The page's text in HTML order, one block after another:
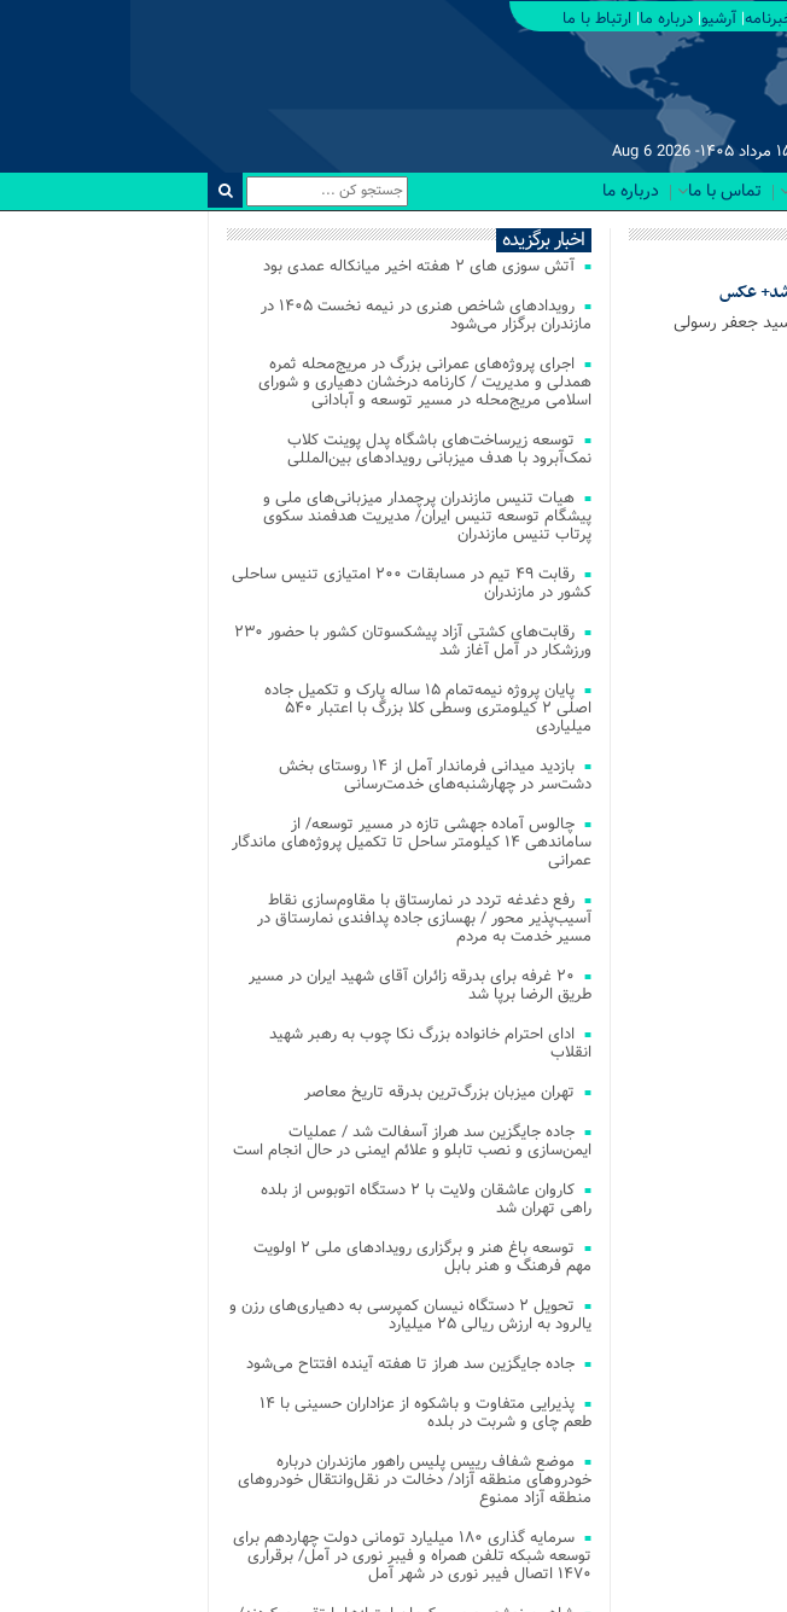
آرشیو درباره ما ارتباط با ما
Aug 6 2026
تماس با ما درباره ما
شد+ عکس
جعفر رسولی
اخبار برگزیده
آتش‌ سوزی‌ های ۲ هفته اخیر میانکاله عمدی بود
رویدادهای شاخص هنری در نیمه نخست ۱۴۰۵ در
مازندران برگزار می‌شود
اجرای پروژه‌های عمرانی بزرگ در مریج‌محله ثمره
همدلی و مدیریت / کارنامه درخشان دهیاری و شورای
اسلامی مریج‌محله در مسیر توسعه و آبادانی
توسعه زیرساخت‌های باشگاه پدل پوینت کلاب
نمک‌آبرود با هدف میزبانی رویدادهای بین‌المللی
هیات تنیس مازندران پرچمدار میزبانی‌های ملی و
پیشگام توسعه تنیس ایران/ مدیریت هدفمند سکوی
پرتاب تنیس مازندران
رقابت ۴۹ تیم در مسابقات ۲۰۰ امتیازی تنیس ساحلی
کشور در مازندران
رقابت‌های کشتی آزاد پیشکسوتان کشور با حضور ۲۳۰
ورزشکار در آمل آغاز شد
پایان پروژه نیمه‌تمام ۱۵ ساله پارک و تکمیل جاده
اصلی ۲ کیلومتری وسطی کلا بزرگ با اعتبار ۵۴۰
میلیاردی
بازدید میدانی فرماندار آمل از ۱۴ روستای بخش
دشت‌سر در چهارشنبه‌های خدمت‌رسانی
چالوس آماده جهشی تازه در مسیر توسعه/ از
ساماندهی ۱۴ کیلومتر ساحل تا تکمیل پروژه‌های ماندگار
عمرانی
رفع دغدغه تردد در نمارستاق با مقاوم‌سازی نقاط
آسیب‌پذیر محور / بهسازی جاده پدافندی نمارستاق در
مسیر خدمت به مردم
۲۰ غرفه برای بدرقه زائران آقای شهید ایران در مسیر
طریق الرضا برپا شد
ادای احترام خانواده بزرگ نکا چوب به رهبر شهید
انقلاب
تهران میزبان بزرگ‌ترین بدرقه تاریخ معاصر
جاده جایگزین سد هراز آسفالت شد / عملیات
ایمن‌سازی و نصب تابلو و علائم ایمنی در حال انجام است
کاروان عاشقان ولایت با ۲ دستگاه اتوبوس از بلده
راهی تهران شد
توسعه باغ هنر و برگزاری رویدادهای ملی ۲ اولویت
مهم فرهنگ و هنر بابل
تحویل ۲ دستگاه نیسان کمپرسی به دهیاری‌های رزن و
یالرود به ارزش ریالی ۲۵ میلیارد
جاده جایگزین سد هراز تا هفته آینده افتتاح می‌شود
پذیرایی متفاوت و باشکوه از عزاداران حسینی با ۱۴
طعم چای و شربت در بلده
موضع شفاف رییس پلیس راهور مازندران درباره
خودروهای منطقه آزاد/ دخالت در نقل‌وانتقال خودروهای
منطقه آزاد ممنوع
سرمایه گذاری ۱۸۰ میلیارد تومانی دولت چهاردهم برای
توسعه شبکه تلفن همراه و فیبر نوری در آمل/ برقراری
۱۴۷۰ اتصال فیبر نوری در شهر آمل